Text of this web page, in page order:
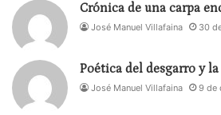
Crónica de una carpa
José Manuel Villafaina 30
Poética del desgarro y
José Manuel Villafaina 9 de